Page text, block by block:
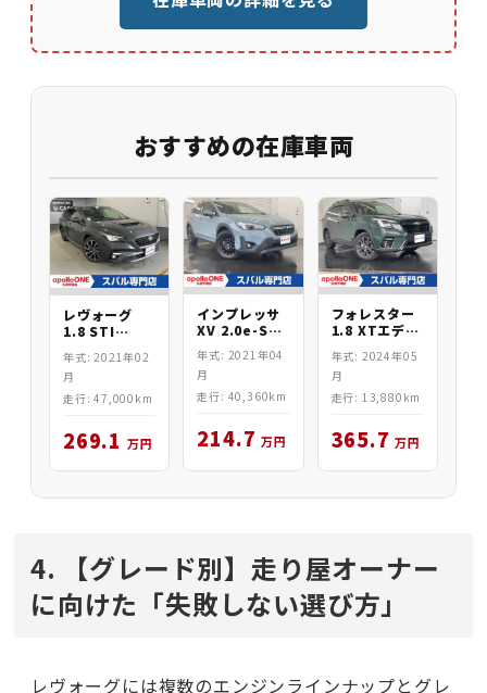
おすすめの在庫車両
レヴォーグ
1.8 STI
Sport EX
年式: 2021年02
月
走行: 47,000km
269.1 万円
インプレッサ
XV 2.0e-S
EyeSight
AWD
年式: 2021年04
月
走行: 40,360km
214.7 万円
フォレスター
1.8 XTエディ
ション
年式: 2024年05
月
走行: 13,880km
365.7 万円
4. 【グレード別】走り屋オーナー
に向けた「失敗しない選び方」
レヴォーグには複数のエンジンラインナップとグレ